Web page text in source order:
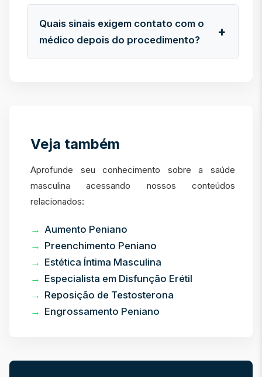
Quais sinais exigem contato com o
médico depois do procedimento?
Veja também
Aprofunde seu conhecimento sobre a saúde
masculina acessando nossos conteúdos
relacionados:
Aumento Peniano
Preenchimento Peniano
Estética Íntima Masculina
Especialista em Disfunção Erétil
Reposição de Testosterona
Engrossamento Peniano